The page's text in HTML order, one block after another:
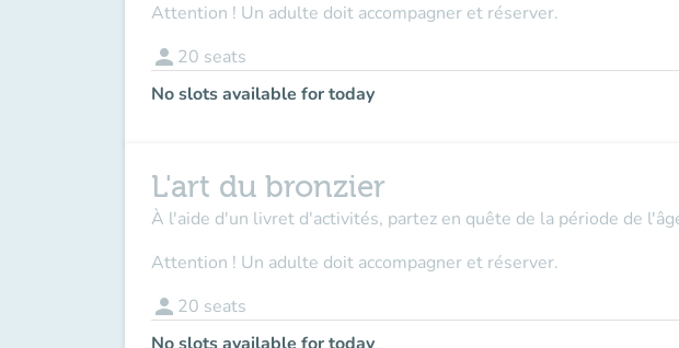
Attention ! Un adulte doit accompagner et réserver.
person 20 seats
No slots available for today
L'art du bronzier
À l'aide d'un livret d'activités, partez en quête de la période de
Attention ! Un adulte doit accompagner et réserver.
person 20 seats